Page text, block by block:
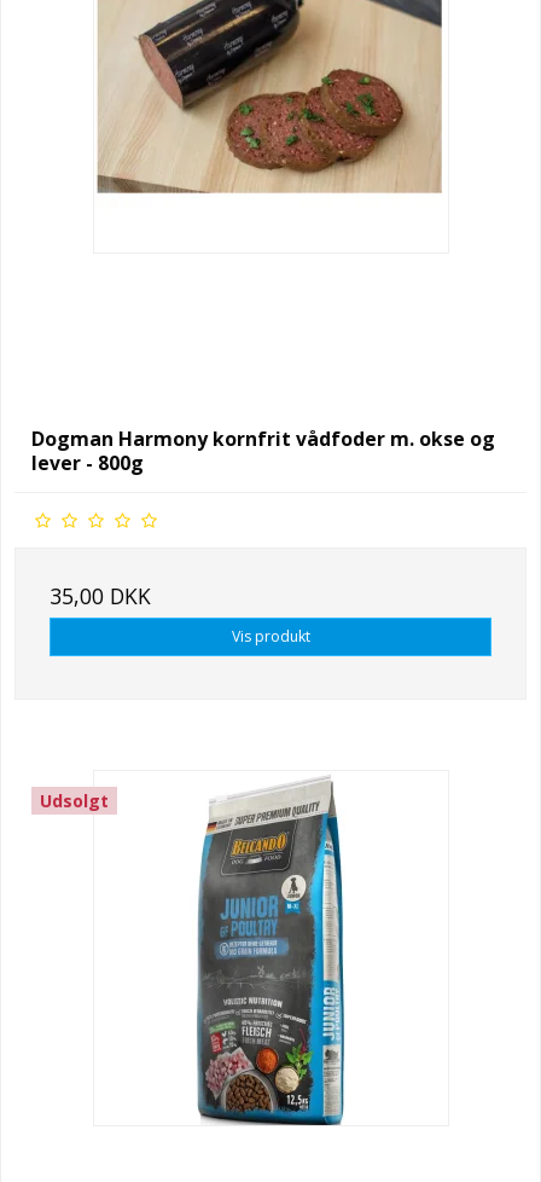
Dogman Harmony kornfrit vådfoder m. okse og
lever - 800g
35,00 DKK
Vis produkt
Udsolgt